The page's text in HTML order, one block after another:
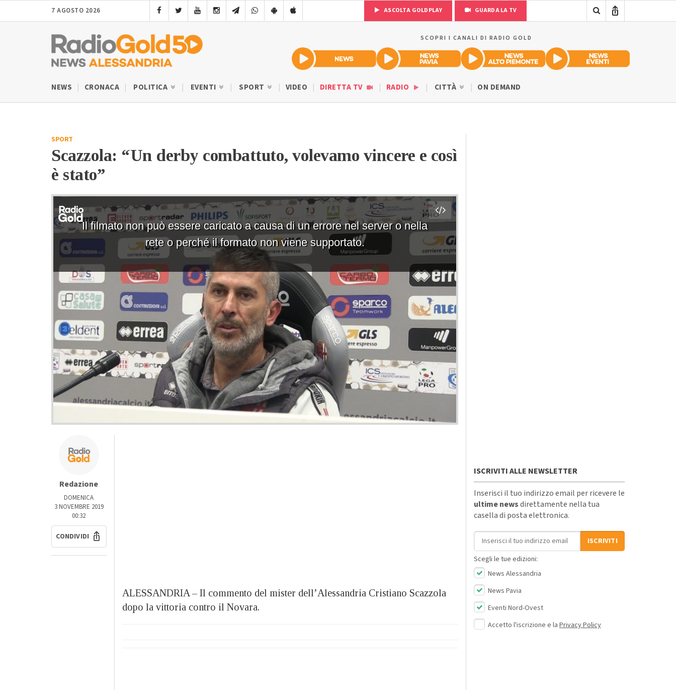
7 AGOSTO 2026 ASCOLTA GOLDPLAY GUARDA LA TV
SCOPRI I CANALI DI RADIO GOLD
NEWS CRONACA POLITICA EVENTI SPORT VIDEO DIRETTA TV RADIO CITTÀ ON DEMAND
SPORT
Scazzola: “Un derby combattuto, volevamo vincere e così
è stato”
Redazione
DOMENICA
3 NOVEMBRE 2019
00:32
CONDIVIDI
ALESSANDRIA – Il commento del mister dell’Alessandria Cristiano Scazzola
dopo la vittoria contro il Novara.
ISCRIVITI ALLE NEWSLETTER
Inserisci il tuo indirizzo email per ricevere le
ultime newsdirettamente nella tua
casella di posta elettronica.
Indirizzo email
ISCRIVITI
Scegli le tue edizioni:
News Alessandria
News Pavia
Eventi Nord-Ovest
Accetto l'iscrizione e la Privacy Policy